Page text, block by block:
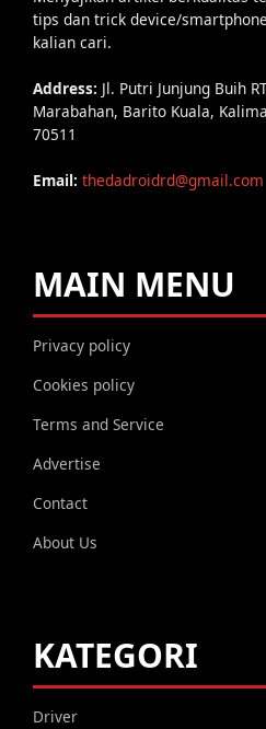
tips dan trick device/
kalian cari.
Address: Jl. Putri Junjung Buih
Marabahan, Barito Kuala,
70511
Email: thedadroidrd@gmail.com
MAIN MENU
Privacy policy
Cookies policy
Terms and Service
Advertise
Contact
About Us
KATEGORI
Driver